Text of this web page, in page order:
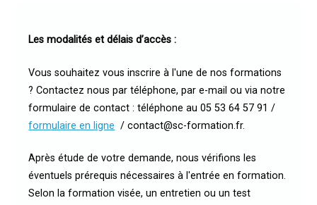
Les modalités et délais d’accès :
Vous souhaitez vous inscrire à l'une de nos formations
? Contactez nous par téléphone, par e-mail ou via notre
formulaire de contact : téléphone au 05 53 64 57 91 /
formulaire en ligne / contact@sc-formation.fr.
Après étude de votre demande, nous vérifions les
éventuels prérequis nécessaires à l'entrée en formation.
Selon la formation visée, un entretien ou un test